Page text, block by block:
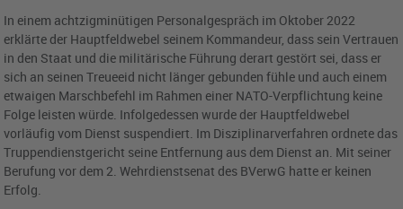
In einem achtzigminütigen Personalgespräch im Oktober 2022
erklärte der Hauptfeldwebel seinem Kommandeur, dass sein Vertrauen
in den Staat und die militärische Führung derart gestört sei, dass er
sich an seinen Treueeid nicht länger gebunden fühle und auch einem
etwaigen Marschbefehl im Rahmen einer NATO-Verpflichtung keine
Folge leisten würde. Infolgedessen wurde der Hauptfeldwebel
vorläufig vom Dienst suspendiert. Im Disziplinarverfahren ordnete das
Truppendienstgericht seine Entfernung aus dem Dienst an. Mit seiner
Berufung vor dem 2. Wehrdienstsenat des BVerwG hatte er keinen
Erfolg.